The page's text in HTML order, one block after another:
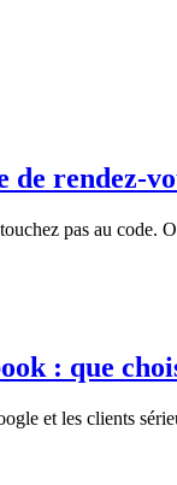
rendez-
pas au code.
: que
et les clients